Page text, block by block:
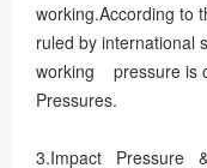
working.According to
ruled by international
working pressure is
Pressures.
3.Impact Pressure